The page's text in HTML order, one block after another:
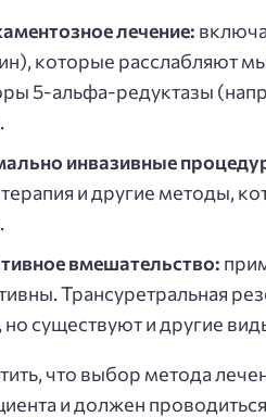
лечение:
которые расслабляют
5-альфа-редуктазы
инвазивные
и другие методы,
вмешательство:
Трансуретральная
существуют и другие
что выбор метода
и должен